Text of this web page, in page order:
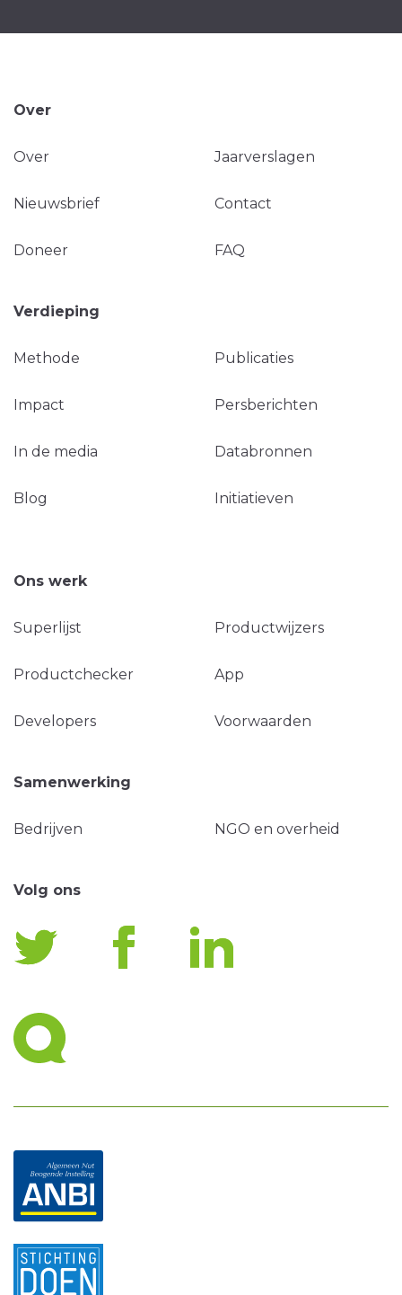
Over
Over Jaarverslagen
Nieuwsbrief Contact
Doneer FAQ
Verdieping
Methode Publicaties
Impact Persberichten
In de media Databronnen
Blog Initiatieven
Ons werk
Superlijst Productwijzers
Productchecker App
Developers Voorwaarden
Samenwerking
Bedrijven NGO en overheid
Volg ons